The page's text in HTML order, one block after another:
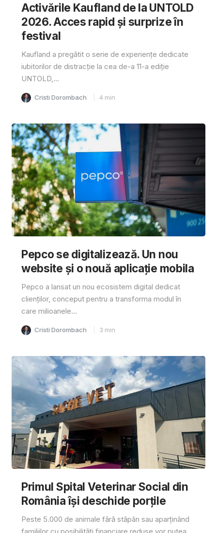
Activările Kaufland de la UNTOLD
2026. Acces rapid și surprize în
festival
Kaufland a pregătit o serie de experiențe dedicate
iubitorilor de distracție la cea de-a 11-a ediție
UNTOLD,...
Cristi Dorombach 4 min
Pepco se digitalizează. Un nou
website și o nouă aplicație mobila
Pepco a lansat un nou ecosistem digital dedicat
clienților, conceput pentru a transforma modul în
care milioanele...
Cristi Dorombach 3 min
Primul Spital Veterinar Social din
România își deschide porțile
Peste 5.000 de animale fără stăpân sau aparținând